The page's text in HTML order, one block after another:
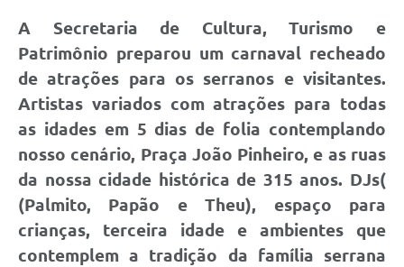
Horário - Linhas Municipais de Coletivos
Lei Aldir Blanc
Carta de Serviços
Emissão de Contracheque
Chamamento Público
Convênios
Arquivos para Download
A Secretaria de Cultura, Turismo e
Patrimônio preparou um carnaval recheado
de atrações para os serranos e visitantes.
Artistas variados com atrações para todas
as idades em 5 dias de folia contemplando
nosso cenário, Praça João Pinheiro, e as ruas
da nossa cidade histórica de 315 anos. DJs(
(Palmito, Papão e Theu), espaço para
crianças, terceira idade e ambientes que
contemplem a tradição da família serrana